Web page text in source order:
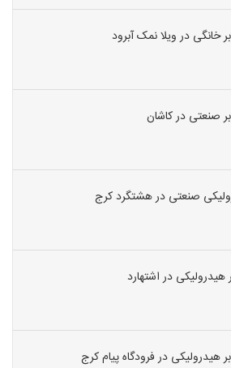
خانگی در ویلا نمک آبرود
صنعتی در کاشان
صنعتی در هشتگرد کرج
هیدرولیکی در اشتهارد
هیدرولیکی در فرودگاه پیام کرج